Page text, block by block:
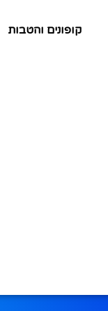
קופונים והטבות